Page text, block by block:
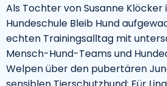
Als Tochter von Susanne Klöcker
Hundeschule Bleib Hund
echten Trainingsalltag mit
Mensch-Hund-Teams und
Welpen über den pubertären